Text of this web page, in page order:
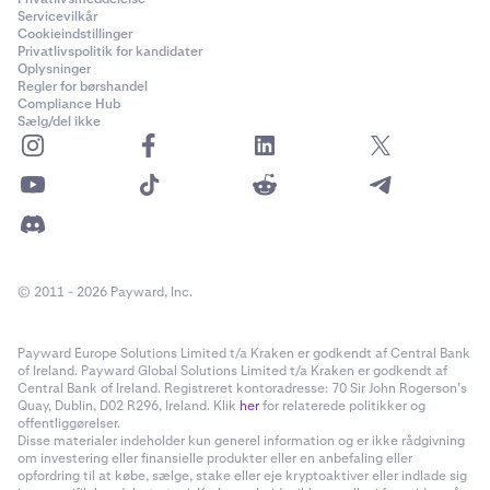
at verificere, at de faktisk har sendt den. Brug ikke en
anden digital kanal til at kommunikere med
afsenderen, da der er en chance for, at du så kan
have at gøre med en bedrager. Telefonopkald,
videoopkald eller personlige møder er de bedste
måder at holde risikoen lav på.
Husk endelig, at afsenderen muligvis ikke er klar
over, at deres enheder er inficeret med malware, så
Når denne malware er downloadet til din enhed, forbliver
den inaktiv, indtil du kopierer og indsætter følsomme
data som en 2FA-kode eller en kryptovaluta-adresse. I
tilfælde af en kryptovaluta-adresse vil malwaren
automatisk ændre din krypto-adresse til en adresse,
som malware-skaberen kontrollerer.
Servicevilkår
Cookieindstillinger
Privatlivspolitik for kandidater
Oplysninger
Regler for børshandel
Compliance Hub
Sælg/del ikke
© 2011 - 2026 Payward, Inc.
Payward Europe Solutions Limited t/a Kraken er godkendt af Central Bank
of Ireland. Payward Global Solutions Limited t/a Kraken er godkendt af
Central Bank of Ireland. Registreret kontoradresse: 70 Sir John Rogerson’s
Quay, Dublin, D02 R296, Ireland. Klik herfor relaterede politikker og
offentliggørelser.
Disse materialer indeholder kun generel information og er ikke rådgivning
om investering eller finansielle produkter eller en anbefaling eller
opfordring til at købe, sælge, stake eller eje kryptoaktiver eller indlade sig